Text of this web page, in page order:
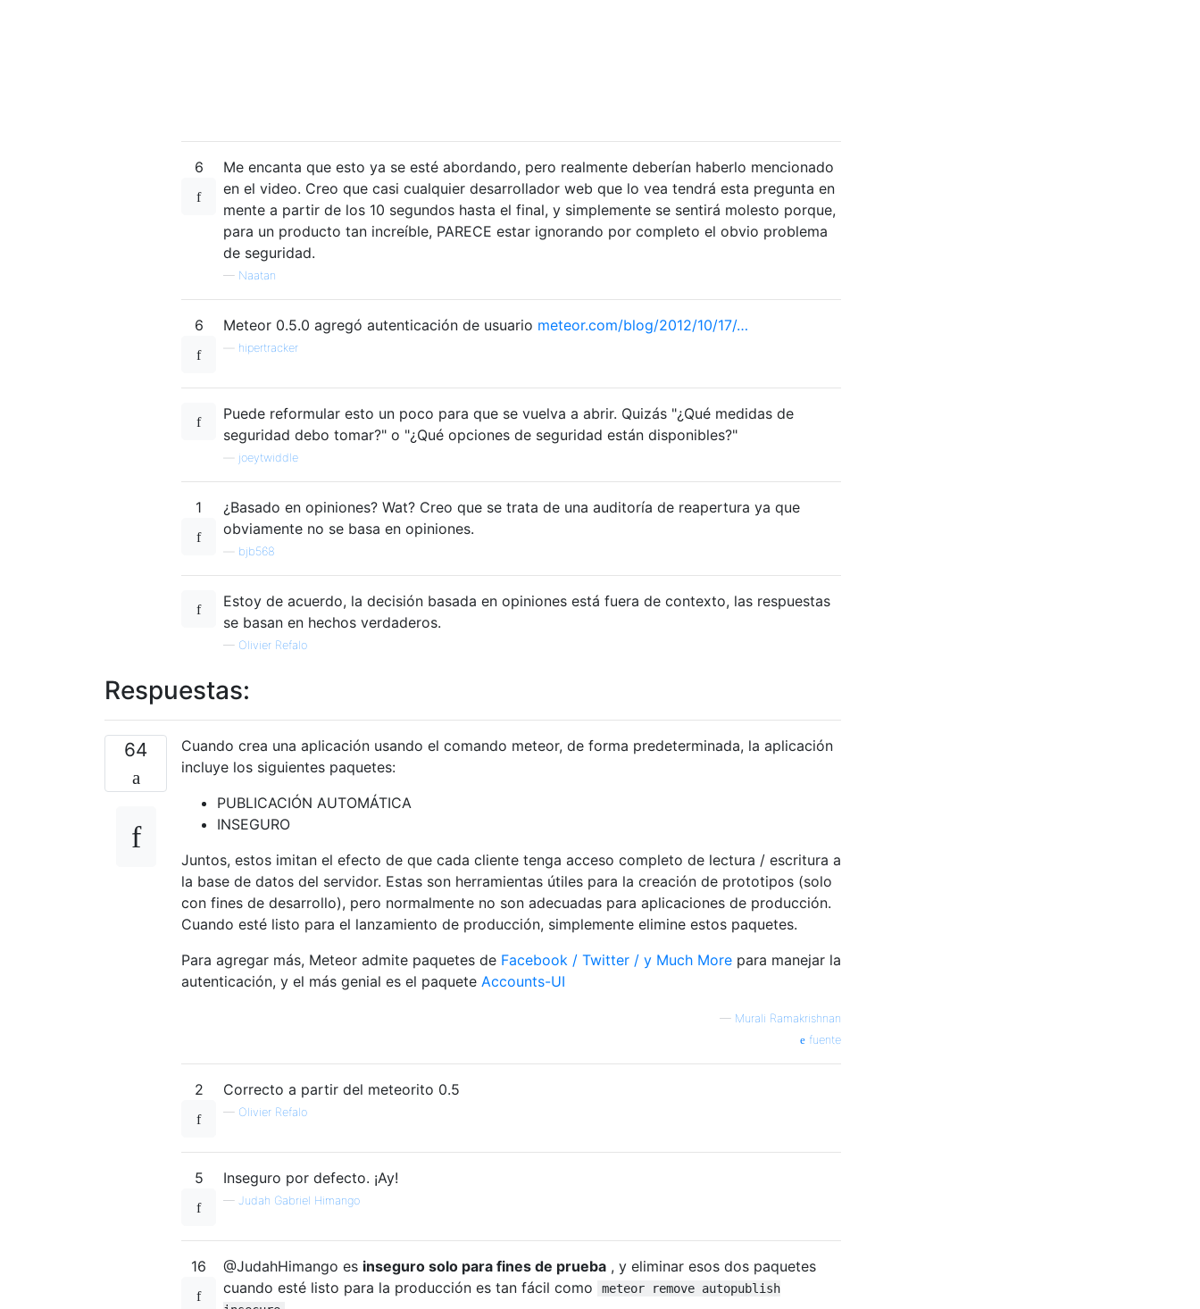
6
Me encanta que esto ya se esté abordando, pero realmente deberían haberlo mencionado
en el video. Creo que casi cualquier desarrollador web que lo vea tendrá esta pregunta en
mente a partir de los 10 segundos hasta el final, y simplemente se sentirá molesto porque,
para un producto tan increíble, PARECE estar ignorando por completo el obvio problema
de seguridad.
— Naatan
6 Meteor 0.5.0 agregó autenticación de usuario meteor.com/blog/2012/10/17/…
hipertracker
Puede reformular esto un poco para que se vuelva a abrir. Quizás "¿Qué medidas de
seguridad debo tomar?" o "¿Qué opciones de seguridad están disponibles?"
joeytwiddle
1
¿Basado en opiniones? Wat? Creo que se trata de una auditoría de reapertura ya que
obviamente no se basa en opiniones.
bjb568
Estoy de acuerdo, la decisión basada en opiniones está fuera de contexto, las respuestas
se basan en hechos verdaderos.
— Olivier Refalo
Respuestas:
64
Cuando crea una aplicación usando el comando meteor, de forma predeterminada, la aplicación
incluye los siguientes paquetes:
PUBLICACIÓN AUTOMÁTICA
INSEGURO
Juntos, estos imitan el efecto de que cada cliente tenga acceso completo de lectura / escritura a
la base de datos del servidor. Estas son herramientas útiles para la creación de prototipos (solo
con fines de desarrollo), pero normalmente no son adecuadas para aplicaciones de producción.
Cuando esté listo para el lanzamiento de producción, simplemente elimine estos paquetes.
Para agregar más, Meteor admite paquetes de Facebook / Twitter / y Much More para manejar la
autenticación, y el más genial es el paquete Accounts-UI
— Murali Ramakrishnan
fuente
2 Correcto a partir del meteorito 0.5
— Olivier Refalo
5 Inseguro por defecto. ¡Ay!
— Judah Gabriel Himango
16 @JudahHimango es inseguro solo para fines de prueba , y eliminar esos dos paquetes
cuando esté listo para la producción es tan fácil como
meteor remove autopublish